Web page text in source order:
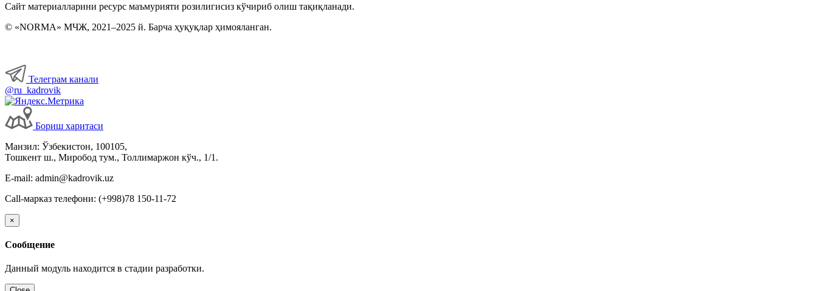
Сайт материалларини ресурс маъмурияти розилигисиз кўчириб олиш тақиқланади.
© «NORMA» МЧЖ, 2021–2025 й. Барча ҳуқуқлар ҳимояланган.
Телеграм канали
@ru_kadrovik
Бориш харитаси
Манзил: Ўзбекистон, 100105,
Тошкент ш., Миробод тум., Толлимаржон кўч., 1/1.
E-mail: admin@kadrovik.uz
Call-марказ телефони: (+998)78 150-11-72
×
Сообщение
Данный модуль находится в стадии разработки.